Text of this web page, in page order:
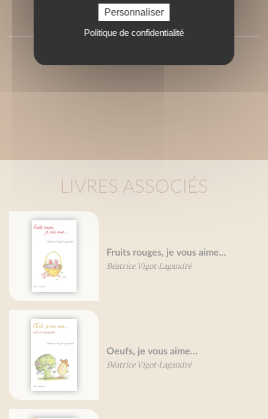
PRESSE
LIVRES ASSOCIÉS
Fruits rouges, je vous aime...
Béatrice Vigot-Lagandré
Oeufs, je vous aime…
Béatrice Vigot-Lagandré
Personnaliser
Politique de confidentialité